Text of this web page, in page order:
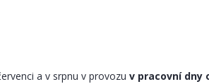
a v srpnu v provozu v pracovní dny